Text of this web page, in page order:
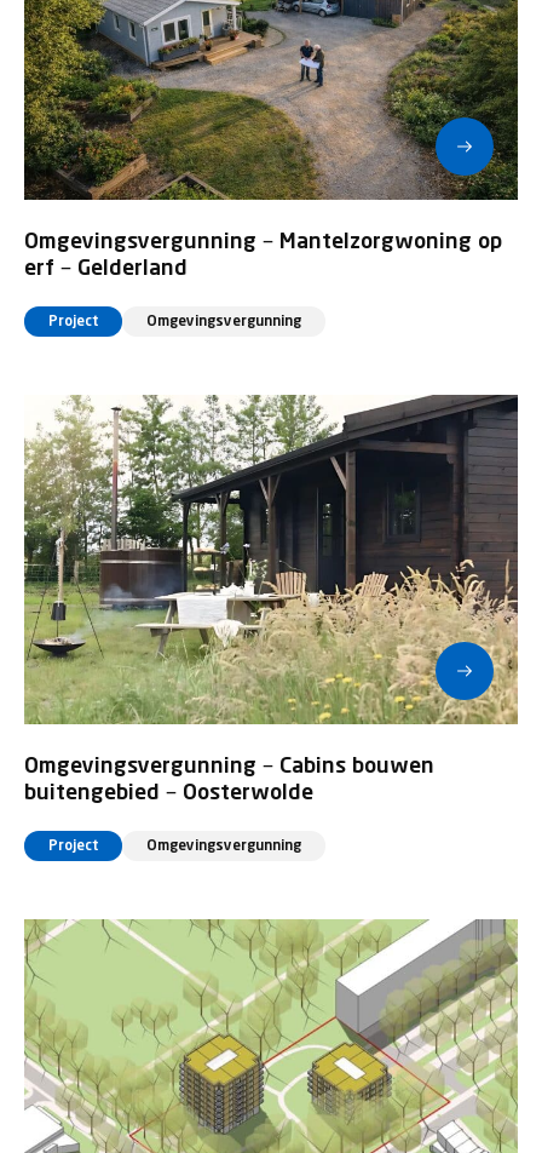
Omgevingsvergunning – Mantelzorgwoning op
erf – Gelderland
Project Omgevingsvergunning
Omgevingsvergunning – Cabins bouwen
buitengebied – Oosterwolde
Project Omgevingsvergunning